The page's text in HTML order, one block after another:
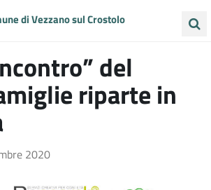
di Vezzano sul Crostolo
COMUNE VIVI VEZZANO
COLLINE MATILDICHE
del
riparte in
2020